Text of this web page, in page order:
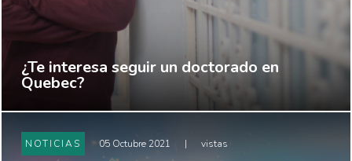
¿Te interesa seguir un doctorado en
Quebec?
NOTICIAS 05 Octubre 2021 | vistas